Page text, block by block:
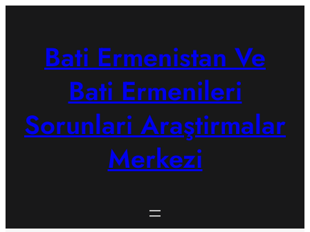
Bati Ermenistan Ve
Bati Ermenileri
Sorunlari Araştirmalar
Merkezi